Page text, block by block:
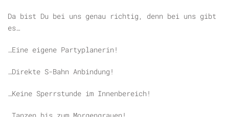
Da bist Du bei uns genau richtig, denn bei uns gibt
es…
…Eine eigene Partyplanerin!
…Direkte S-Bahn Anbindung!
…Keine Sperrstunde im Innenbereich!